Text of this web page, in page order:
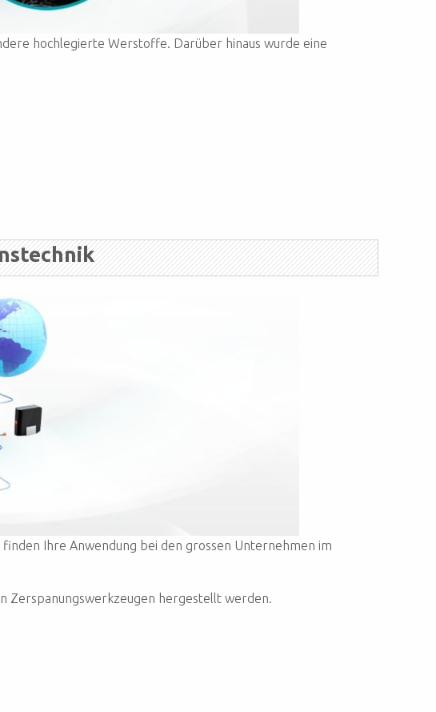
hochlegierte Werstoffe. Darüber hinaus wurde eine
Ihre Anwendung bei den grossen Unternehmen im
Zerspanungswerkzeugen hergestellt werden.